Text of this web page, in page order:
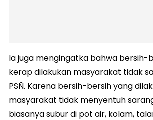
Ia juga mengingatka bahwa bersih-
kerap dilakukan masyarakat tidak
PSÑ. Karena bersih-bersih yang
masyarakat tidak menyentuh
biasanya subur di pot air, kolam,